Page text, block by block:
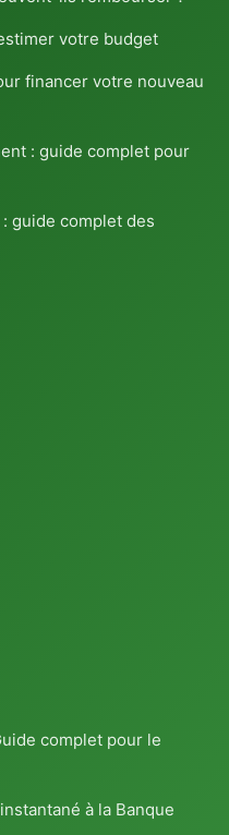
votre budget
financer votre nouveau
: guide complet pour
guide complet des
complet pour le
à la Banque